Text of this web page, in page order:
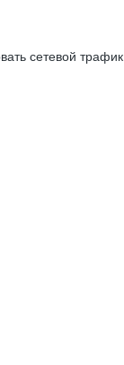
сетевой трафик.